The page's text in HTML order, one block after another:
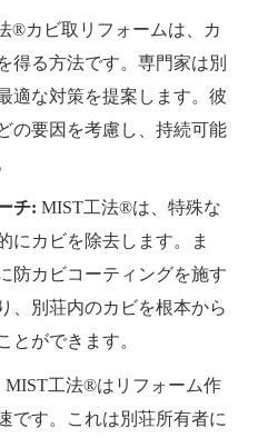
®カビ取リフォームは、カ
得る方法です。専門家は別
適な対策を提案します。彼
の要因を考慮し、持続可能
チ: MIST工法®は、特殊な
にカビを除去します。ま
防カビコーティングを施す
、別荘内のカビを根本から
とができます。
MIST工法®はリフォーム作
です。これは別荘所有者に